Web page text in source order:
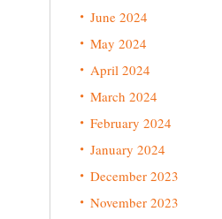
June 2024
May 2024
April 2024
March 2024
February 2024
January 2024
December 2023
November 2023